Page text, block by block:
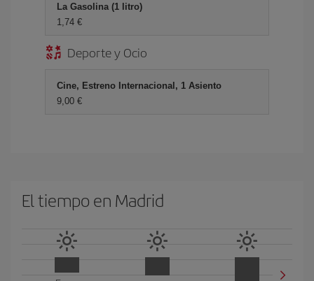
La Gasolina (1 litro)
1,74 €
Deporte y Ocio
Cine, Estreno Internacional, 1 Asiento
9,00 €
El tiempo en Madrid